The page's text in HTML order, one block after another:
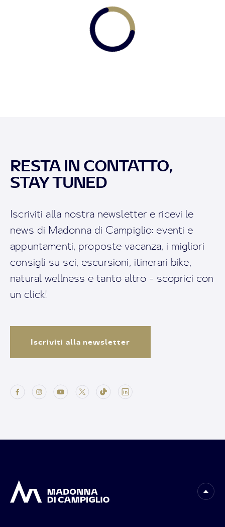
RESTA IN CONTATTO,
STAY TUNED
Iscriviti alla nostra newsletter e ricevi le
news di Madonna di Campiglio: eventi e
appuntamenti, proposte vacanza, i migliori
consigli su sci, escursioni, itinerari bike,
natural wellness e tanto altro - scoprici con
un click!
Iscriviti alla newsletter